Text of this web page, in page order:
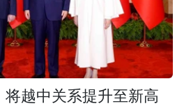
越中关系提升至新高